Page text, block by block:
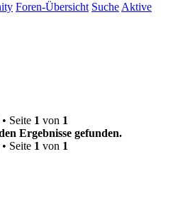
Foren-Übersicht SucheAktive
Seite 1 von 1
Ergebnisse gefunden.
Seite 1 von 1